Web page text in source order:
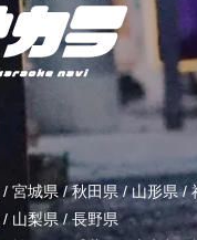
/ 宮城県 /秋田県 /山形県/
/ 山梨県/長野県